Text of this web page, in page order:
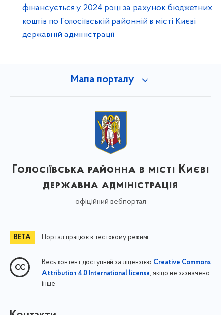
фінансується у 2024 році за рахунок бюджетних
коштів по Голосіївській районній в місті Києві
державній адміністрації
Мапа порталу
Голосіївська районна в місті Києві
державна адміністрація
офіційний вебпортал
Портал працює в тестовому режимі
Весь контент доступний за ліцензією Creative Commons
Attribution 4.0 International license, якщо не зазначено
інше